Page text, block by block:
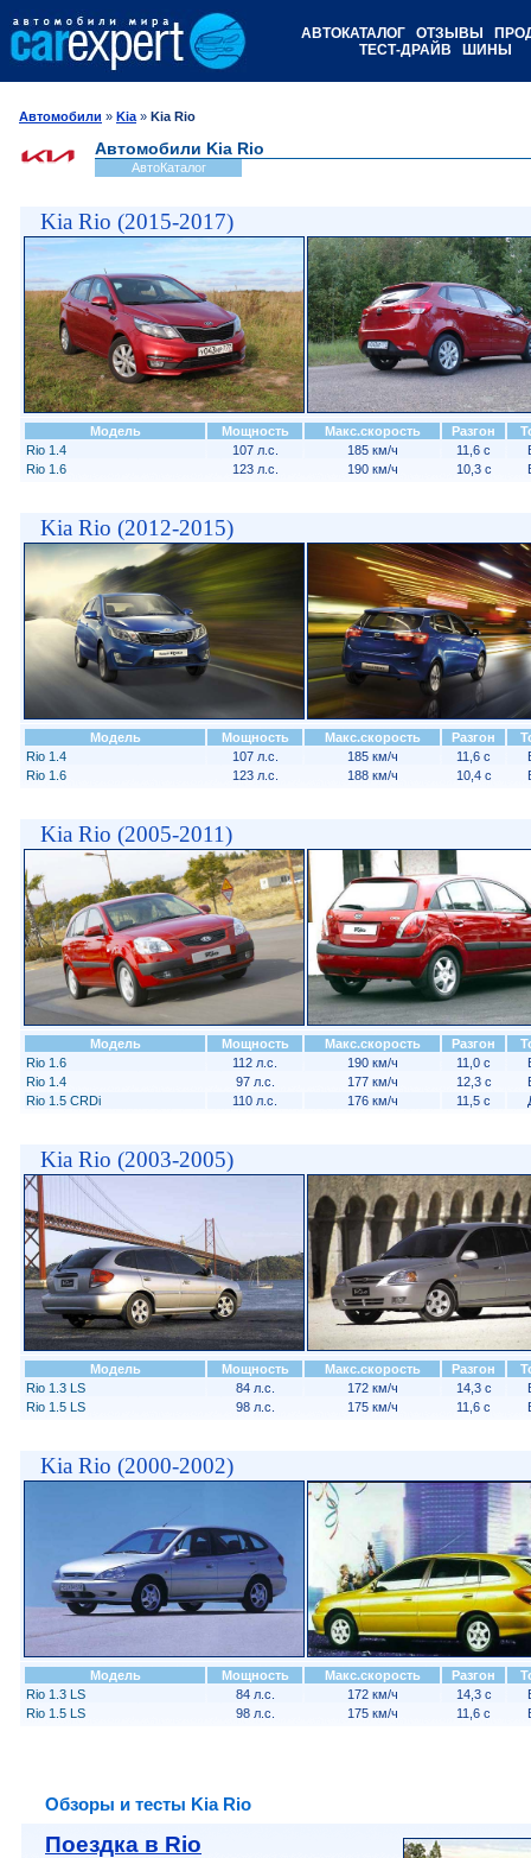
АВТОКАТАЛОГ ОТЗЫВЫ
ТЕСТ-ДРАЙВ
ШИНЫ
Автомобили » Kia » Kia Rio
Автомобили Kia Rio
АвтоКаталог
Kia Rio (2015-2017)
Модель Мощность Макс.скорость Разгон
Rio 1.4
107 л.с. 185 км/ч 11,6 с
Rio 1.6
123 л.с. 190 км/ч 10,3 с
Kia Rio (2012-2015)
Модель Мощность Макс.скорость Разгон
Rio 1.4
107 л.с. 185 км/ч 11,6 с
Rio 1.6
123 л.с. 188 км/ч 10,4 с
Kia Rio (2005-2011)
Модель Мощность Макс.скорость Разгон
Rio 1.6
112 л.с. 190 км/ч 11,0 с
Rio 1.4
97 л.с. 177 км/ч 12,3 с
Rio 1.5 CRDi
110 л.с. 176 км/ч 11,5 с
Kia Rio (2003-2005)
Модель Мощность Макс.скорость Разгон
Rio 1.3 LS
84 л.с. 172 км/ч 14,3 с
Rio 1.5 LS
98 л.с. 175 км/ч 11,6 с
Kia Rio (2000-2002)
Модель Мощность Макс.скорость Разгон
Rio 1.3 LS
84 л.с. 172 км/ч 14,3 с
Rio 1.5 LS
98 л.с. 175 км/ч 11,6 с
Обзоры и тесты Kia Rio
Поездка в Rio